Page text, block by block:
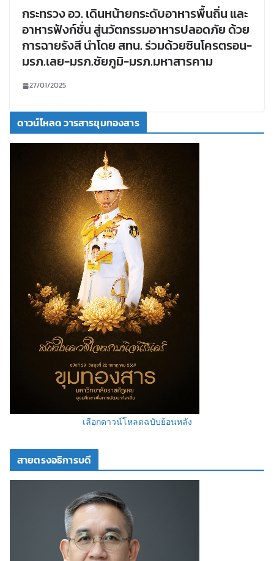
กระทรวง อว. เดินหน้ายกระดับอาหารพื้นถิ่น และ
อาหารฟังก์ชั่น สู่นวัตกรรมอาหารปลอดภัย ด้วย
การฉายรังสี นำโดย สทน. ร่วมด้วยซินโครตรอน-
มรภ.เลย-มรภ.ชัยภูมิ-มรภ.มหาสารคาม
27/01/2025
ดาวน์โหลด วารสารขุมทองสาร
เลือกดาวน์โหลดฉบับย้อนหลัง
สายตรงอธิการบดี